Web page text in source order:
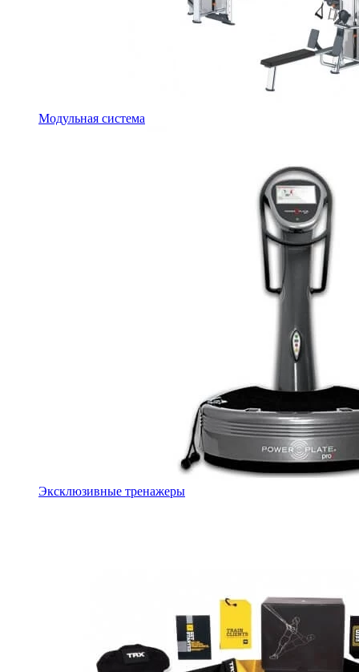
Модульная система
Эксклюзивные тренажеры